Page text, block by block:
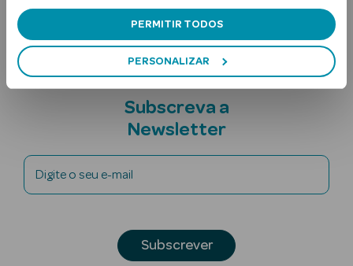
PERMITIR TODOS
PERSONALIZAR
Solares
Nota adicional
Subscreva a
Newsletter
Digite o seu e-mail
Subscrever